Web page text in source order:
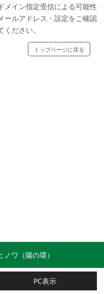
メイン指定受信による可能性
ールアドレス・設定をご確認
ださい。
トップページに戻る
ワ（陽の環）
PC表示